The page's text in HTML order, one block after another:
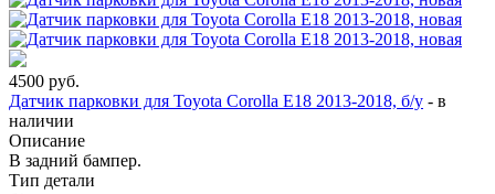
4500 руб.
Датчик парковки для Toyota Corolla E18 2013-2018, б/у - в
наличии
Описание
В задний бампер.
Тип детали